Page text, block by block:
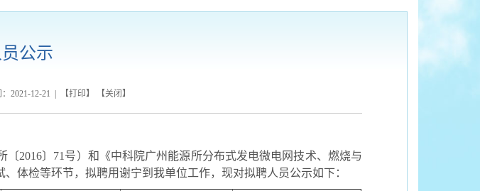
公示
：2021-12-21 | 【打印】 【关闭 】
〔2016〕 71 号）和《中科院广州能源所分布式发电微电网技术、燃烧与
体检等环节，拟聘用谢宁到我单位工作，现对拟聘人员公示如下：